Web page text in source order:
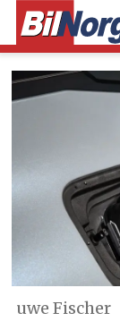
uwe Fischer